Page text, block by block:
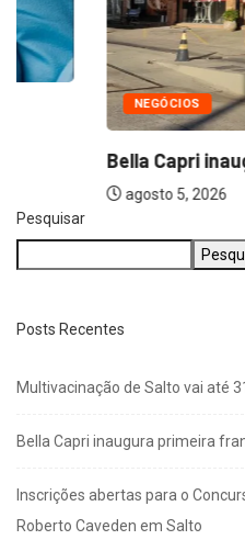
NEGÓCIOS
Bella Capri inaugura
agosto 5, 2026
Pesquisar
Posts Recentes
Multivacinação de Salto vai até
Bella Capri inaugura primeira
Inscrições abertas para o
Roberto Caveden em Salto